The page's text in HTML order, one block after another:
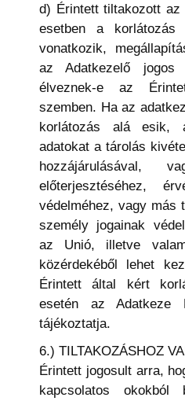
d) Érintett tiltakozott az
esetben a korlátozás
vonatkozik,
az Adatkezelő jogos
élveznek-e az
szemben. Ha az
korlátozás alá esik,
adatokat a tárolás
hozzájárulásával,
előterjesztéséhez,
védelméhez, vagy más
személy jogainak
az Unió, illetve
közérdekéből lehet
Érintett által kért
esetén az Adatkeze
tájékoztatja.
6.) TILTAKOZÁSHOZ
Érintett jogosult arra,
kapcsolatos okokból